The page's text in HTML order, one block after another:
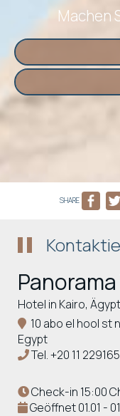
Machen
SHARE
Hotel in Kairo,
10 abo el hool st
Egypt
Tel.+20 11
Check-in 15:00
Geöffnet 01.01 -